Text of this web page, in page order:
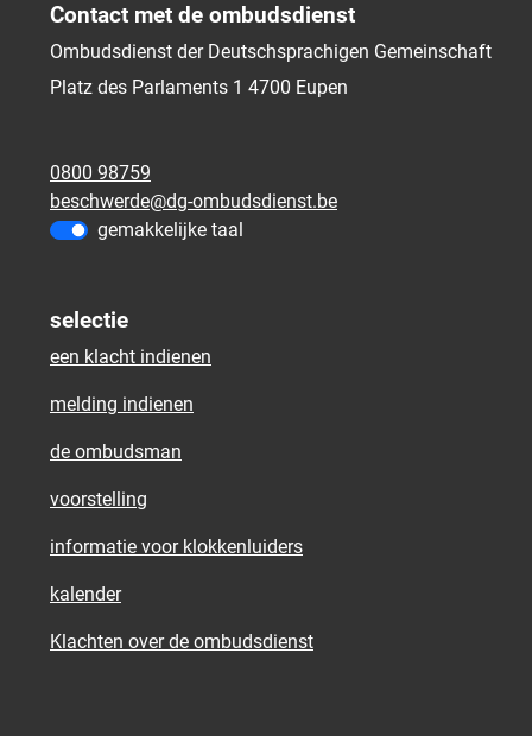
Contact met de ombudsdienst
Ombudsdienst der Deutschsprachigen Gemeinschaft
Platz des Parlaments 1 4700 Eupen
0800 98759
beschwerde@dg-ombudsdienst.be
gemakkelijke taal
selectie
een klacht indienen
melding indienen
de ombudsman
voorstelling
informatie voor klokkenluiders
kalender
Klachten over de ombudsdienst